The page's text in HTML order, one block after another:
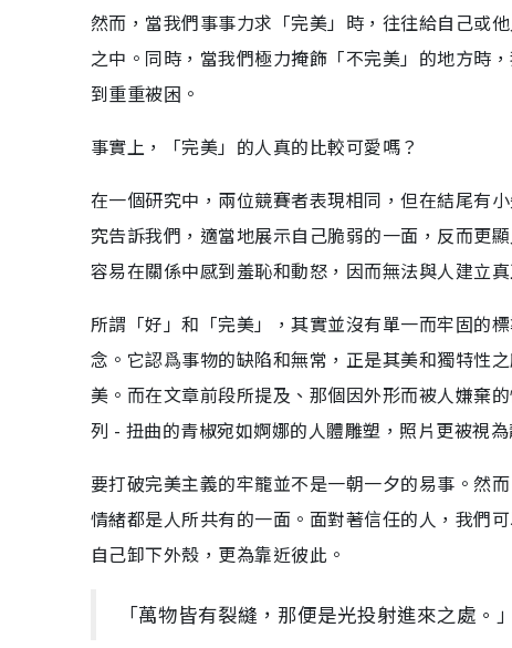
然而，當我們事事力求「完美」時，往往給自己或
之中。同時，當我們極力掩飾「不完美」的地方時
到重重被困。
事實上，「完美」的人真的比較可愛嗎？
在一個研究中，兩位競賽者表現相同，但在結尾有
究告訴我們，適當地展示自己脆弱的一面，反而更
容易在關係中感到羞恥和動怒，因而無法與人建立真
所謂「好」和「完美」，其實並沒有單一而牢固的
念。它認爲事物的缺陷和無常，正是其美和獨特性
美。而在文章前段所提及、那個因外形而被人嫌棄
列 - 扭曲的青椒宛如婀娜的人體雕塑，照片更被視為
要打破完美主義的牢籠並不是一朝一夕的易事。然
情緒都是人所共有的一面。面對著信任的人，我們
自己卸下外殼，更為靠近彼此。
「萬物皆有裂縫，那便是光投射進來之處。」